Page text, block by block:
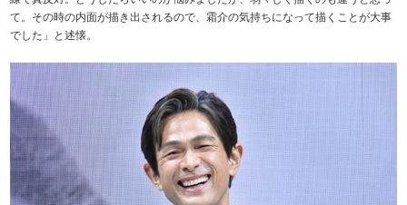
て。その時の内面が描き出されるので、霜介の気持ちになって描くことが大事
でした」と述懐。